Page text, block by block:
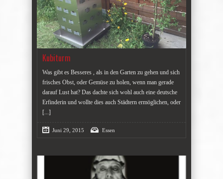
Kubiturm
Was gibt es Besseres , als in den Garten zu gehen und sich
frisches Obst, oder Gemüse zu holen, wenn man gerade
darauf Lust hat? Das dachte sich wohl auch eine deutsche
Erfinderin und wollte dies auch Städtern ermöglichen, oder
[...]
Juni 29, 2015 Essen